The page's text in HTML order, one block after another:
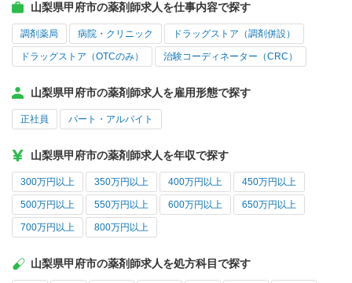
山梨県甲府市の薬剤師求人を仕事内容で探す
調剤薬局 病院・クリニック ドラッグストア（調剤併設）
ドラッグストア（OTCのみ） 治験コーディネーター（CRC）
山梨県甲府市の薬剤師求人を雇用形態で探す
正社員 パート・アルバイト
山梨県甲府市の薬剤師求人を年収で探す
300万円以上 350万円以上 400万円以上 450万円以上
500万円以上 550万円以上 600万円以上 650万円以上
700万円以上 800万円以上
山梨県甲府市の薬剤師求人を処方科目で探す